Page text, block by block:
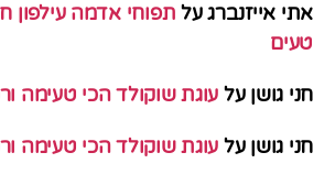
אתי אייזנברגעל תפוחי אדמה עילפון
טעים
חני גושן על עוגת שוקולד הכי טעימה
חני גושן על עוגת שוקולד הכי טעימה